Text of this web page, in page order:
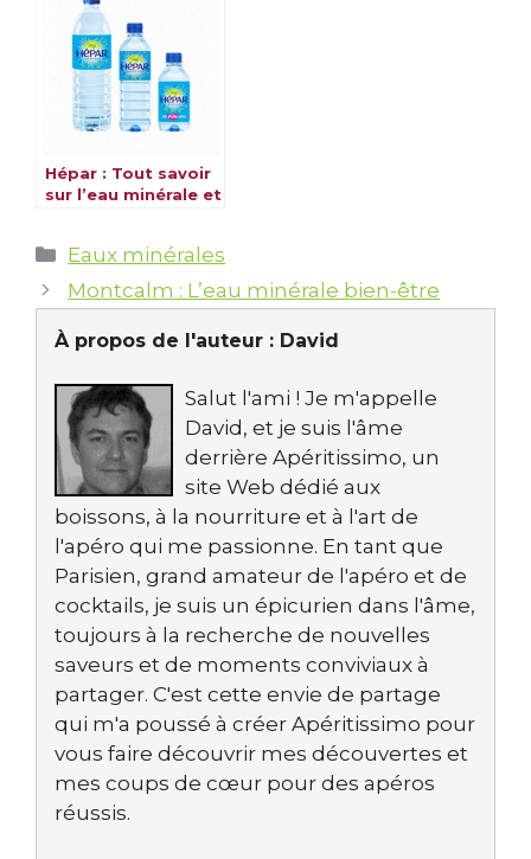
Hépar : Tout savoir
sur l’eau minérale et
Catégories
Eaux minérales
Montcalm : L’eau minérale bien-être
À propos de l'auteur : David
Salut l'ami ! Je m'appelle
David, et je suis l'âme
derrière Apéritissimo, un
site Web dédié aux
boissons, à la nourriture et à l'art de
l'apéro qui me passionne. En tant que
Parisien, grand amateur de l'apéro et de
cocktails, je suis un épicurien dans l'âme,
toujours à la recherche de nouvelles
saveurs et de moments conviviaux à
partager. C'est cette envie de partage
qui m'a poussé à créer Apéritissimo pour
vous faire découvrir mes découvertes et
mes coups de cœur pour des apéros
réussis.